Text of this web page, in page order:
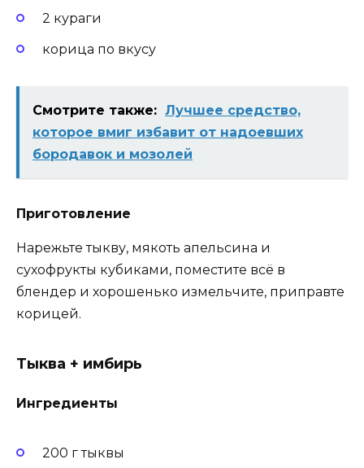
2 кураги
корица по вкусу
Смотрите также: Лучшее средство,
которое вмиг избавит от надоевших
бородавок и мозолей
Приготовление
Нарежьте тыкву, мякоть апельсина и
сухофрукты кубиками, поместите всё в
блендер и хорошенько измельчите, приправте
корицей.
Тыква + имбирь
Ингредиенты
200 г тыквы